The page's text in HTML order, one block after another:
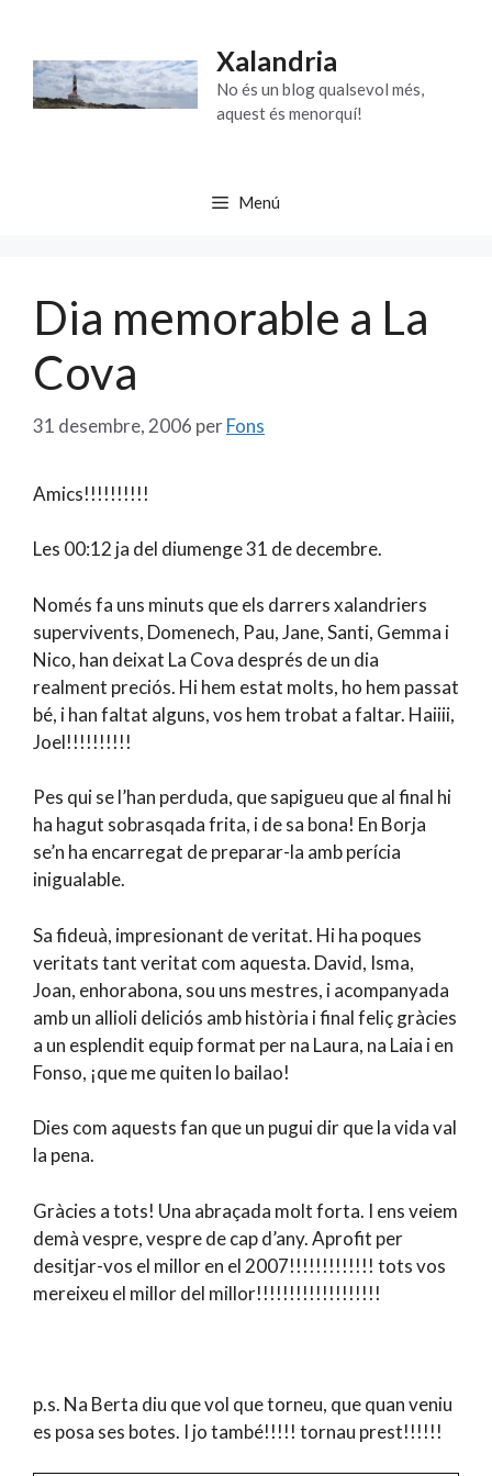
contingut
Xalandria
No és un blog qualsevol més,
aquest és menorquí!
Menú
Dia memorable a La
Cova
31 desembre, 2006 perFons
Amics!!!!!!!!!!
Les 00:12 ja del diumenge 31 de decembre.
Només fa uns minuts que els darrers xalandriers
supervivents, Domenech, Pau, Jane, Santi, Gemma i
Nico, han deixat La Cova després de un dia
realment preciós. Hi hem estat molts, ho hem passat
bé, i han faltat alguns, vos hem trobat a faltar. Haiiii,
Joel!!!!!!!!!!
Pes qui se l’han perduda, que sapigueu que al final hi
ha hagut sobrasqada frita, i de sa bona! En Borja
se’n ha encarregat de preparar-la amb perícia
inigualable.
Sa fideuà, impresionant de veritat. Hi ha poques
veritats tant veritat com aquesta. David, Isma,
Joan, enhorabona, sou uns mestres, i acompanyada
amb un allioli deliciós amb història i final feliç gràcies
a un esplendit equip format per na Laura, na Laia i en
Fonso, ¡que me quiten lo bailao!
Dies com aquests fan que un pugui dir que la vida val
la pena.
Gràcies a tots! Una abraçada molt forta. I ens veiem
demà vespre, vespre de cap d’any. Aprofit per
desitjar-vos el millor en el 2007!!!!!!!!!!!!! tots vos
mereixeu el millor del millor!!!!!!!!!!!!!!!!!!!
p.s. Na Berta diu que vol que torneu, que quan veniu
es posa ses botes. I jo també!!!!! tornau prest!!!!!!